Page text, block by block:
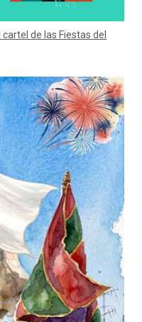
de las Fiestas del